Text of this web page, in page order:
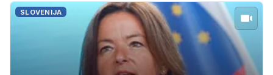
SLOVENIJA